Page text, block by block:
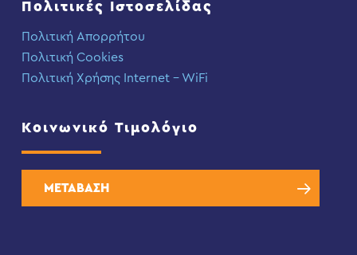
Πολιτικές Ιστοσελίδας
Πολιτική Απορρήτου
Πολιτική Cookies
Πολιτική Χρήσης Internet – WiFi
Κοινωνικό Τιμολόγιο
ΜΕΤΑΒΑΣΗ